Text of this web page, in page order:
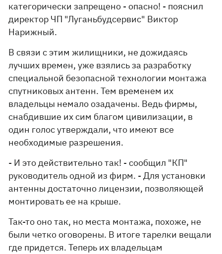
категорически запрещено - опасно! - пояснил
директор ЧП "Луганьбудсервис" Виктор
Нарижный.
В связи с этим жилищники, не дожидаясь
лучших времен, уже взялись за разработку
специальной безопасной технологии монтажа
спутниковых антенн. Тем временем их
владельцы немало озадачены. Ведь фирмы,
снабдившие их сим благом цивилизации, в
один голос утверждали, что имеют все
необходимые разрешения.
- И это действительно так! - сообщил "КП"
руководитель одной из фирм. - Для установки
антенны достаточно лицензии, позволяющей
монтировать ее на крыше.
Так-то оно так, но места монтажа, похоже, не
были четко оговорены. В итоге тарелки вещали
где придется. Теперь их владельцам